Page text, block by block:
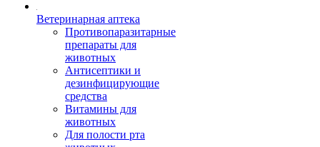
Ветеринарная аптека
Противопаразитарные
препараты для
животных
Антисептики и
дезинфицирующие
средства
Витамины для
животных
Для полости рта